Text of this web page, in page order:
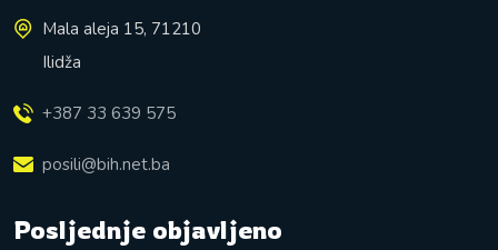
Mala aleja 15, 71210
Ilidža
+387 33 639 575
posili@bih.net.ba
Posljednje objavljeno